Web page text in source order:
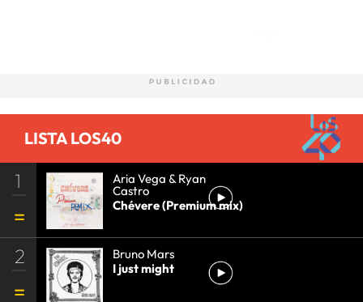
LISTA LOS40
1 Aria Vega & Ryan
Castro
Chévere (Premium mix)
2
Bruno Mars
I just might